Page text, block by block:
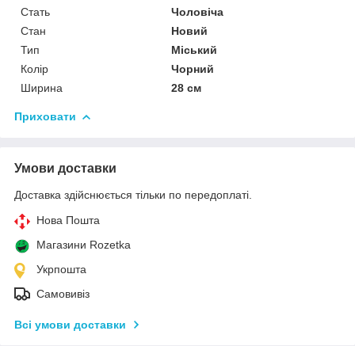
Стать
Чоловіча
Стан
Новий
Тип
Міський
Колір
Чорний
Ширина
28 см
Приховати
Умови доставки
Доставка здійснюється тільки по передоплаті.
Нова Пошта
Магазини Rozetka
Укрпошта
Самовивіз
Всі умови доставки